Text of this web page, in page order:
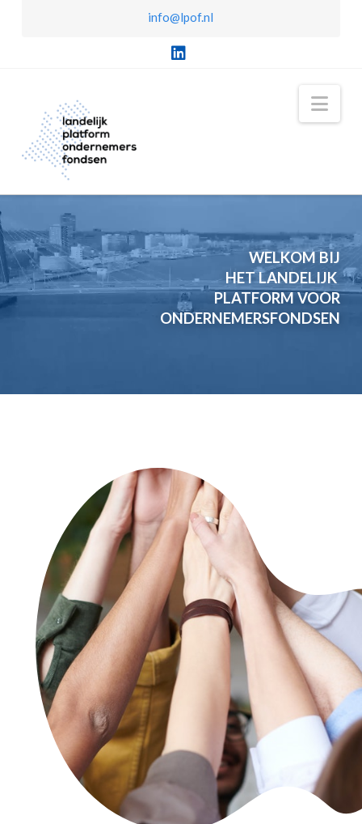
info@lpof.nl
WELKOM BIJ
HET LANDELIJK
PLATFORM VOOR
ONDERNEMERSFONDSEN